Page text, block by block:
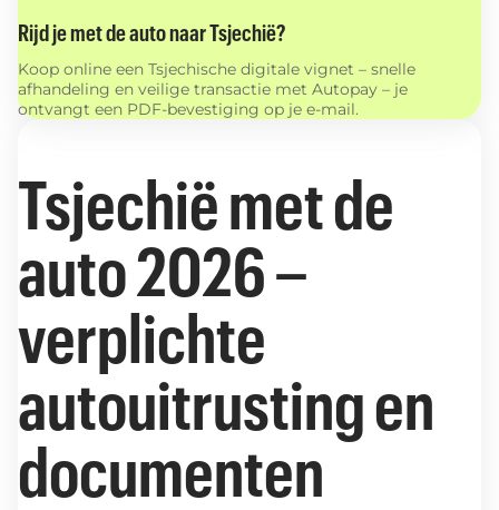
Rijd je met de auto naar Tsjechië?
Koop online een Tsjechische digitale vignet – snelle
afhandeling en veilige transactie met Autopay – je
ontvangt een PDF-bevestiging op je e-mail.
Tsjechië met de
auto 2026 –
verplichte
autouitrusting en
documenten